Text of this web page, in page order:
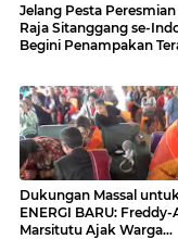
Jelang Pesta
Raja Sitanggang se-
Begini Penampakan
Dukungan Massal untuk
ENERGI BARU: Freddy-
Marsitutu Ajak Warga